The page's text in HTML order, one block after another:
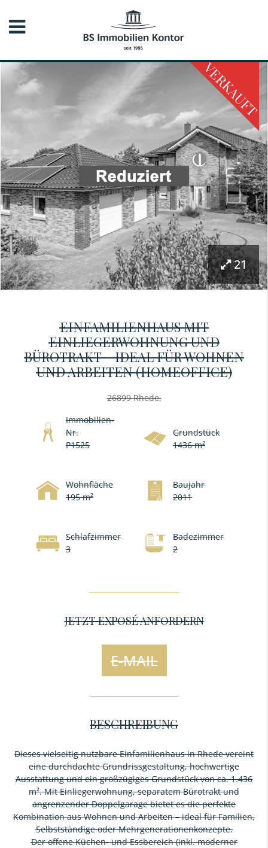
VERKAUFT
21
EINFAMILIENHAUS MIT
EINLIEGERWOHNUNG UND
BÜROTRAKT – IDEAL FÜR WOHNEN
UND ARBEITEN (HOMEOFFICE)
26899 Rhede,
Immobilien-
Nr.
P1525
Grundstück
1436 m²
Wohnfläche
195 m²
Baujahr
2011
Schlafzimmer
3
Badezimmer
2
JETZT EXPOSÉ ANFORDERN
E-MAIL
BESCHREIBUNG
Dieses vielseitig nutzbare Einfamilienhaus in Rhede vereint
eine durchdachte Grundrissgestaltung, hochwertige
Ausstattung und ein großzügiges Grundstück von ca. 1.436
m². Mit Einliegerwohnung, separatem Bürotrakt und
angrenzender Doppelgarage bietet es die perfekte
Kombination aus Wohnen und Arbeiten – ideal für Familien,
Selbstständige oder Mehrgenerationenkonzepte.
Der offene Küchen- und Essbereich (inkl. moderner